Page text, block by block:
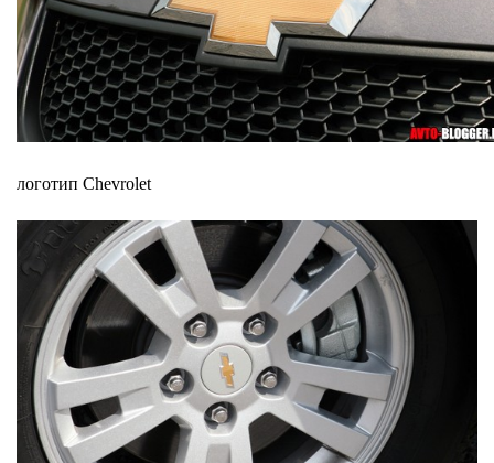
логотип Chevrolet